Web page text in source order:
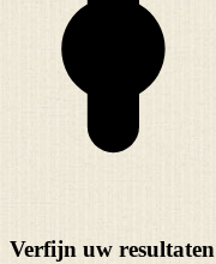
Verfijn uw resultaten